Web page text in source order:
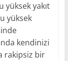
yüksek yakıt
yüksek
kendinizi
rakipsiz bir